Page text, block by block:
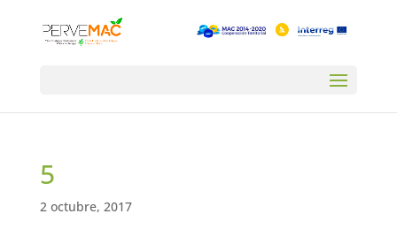
5
2 octubre, 2017